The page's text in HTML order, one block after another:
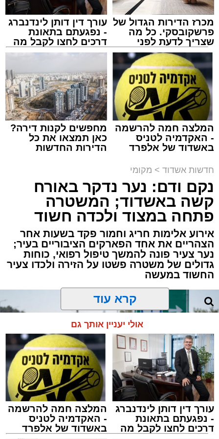
צילום: מני בן ארוש
מערכת האתר / 10:44 06.08.26
תגים:זיהום, אשדוד,
מאחורי חומות הבטון והמנופים של השער הימי
המרכזי בישראל מתנהלת פעילות ענפה.
שמפרסמת חברת נמל אשדוד חושף את התנהלות
החברה במהלך שנה מאתגרת, שהתאפיינה
במעבר הדרגתי ממציאות חירום מתמשכת
להתייצבות זהירה – לצד קשיים ביטחוניים,
תפעוליים וכלכליים כבדים.
למרות זאת, הנמל המשיך למלא את תפקידו
כתשתית לאומית חיונית, תוך שמירה על רציפות
תפקודית מלאה והבטחת זרימת הסחורות לישראל
וממנה.
במרכז הדוח עומדת תוכנית אסטרטגית ארוכת
טווח להפחתת פליטות גזי חממה עד שנת 2030,
הכוללת מהלכים רחבי היקף כמו חשמול ציוד
תפעולי, מעבר למנופי ERTG חשמליים, חיבור
אוניות לחשמל חופי, הסבת מערכי התאורה ל-
מכרז הדירות הגדול של
פרשקובסקי. כל מה
שצריך לדעת לפני
שמגישים הצעה לדירה
באשדוד
עורך דין דותן לינדנברג
- נפגעתם בתאונת
דרכים לחצו לקבל מה
שמגיע לכם
המלצה חמה להרשמה
- האקדמיה לטניס
באשדוד של אלפרד
מחפשים לקנות דירה?
כאן תמצאו את כל
הדירות החדשות
חדשות אשדוד > מקומי
נקם ודם: נער נדקר באורח
קשה באשדוד; המשטרה
פתחה במצוד ולכדה חשוד
אירוע אלימות חריג וחמור פקד בשעות אחר
הצהריים את אחד הפארקים הציבוריים בעיר;
נער צעיר פונה להמשך טיפול רפואי, כוחות
גדולים של משטרה פשטו על הזירה ולכדו צעיר
החשוד במעשה
קרא עוד
אולי יעניין אותך גם
עורך דין דותן לינדנברג
- נפגעתם בתאונת
דרכים לחצו לקבל מה
המלצה חמה להרשמה
- האקדמיה לטניס
באשדוד של אלפרד